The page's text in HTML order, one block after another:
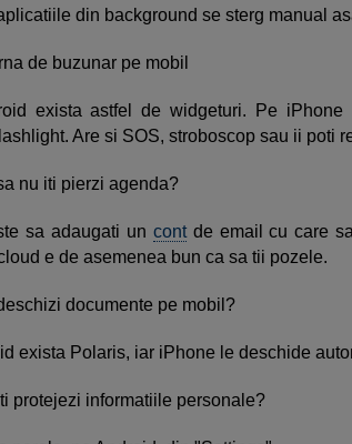
din background se sterg manual
de buzunar pe mobil
exista astfel de widgeturi. Pe
Are si SOS, stroboscop sau ii poti
nu iti pierzi agenda?
sa adaugati un contde email cu care
e de asemenea bun ca sa tii pozele.
documente pe mobil?
exista Polaris, iar iPhone le deschide
protejezi informatiile personale?